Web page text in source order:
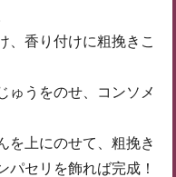
、香り付けに粗挽きこ
ゅうをのせ、コンソメ
を上にのせて、粗挽き
パセリを飾れば完成！